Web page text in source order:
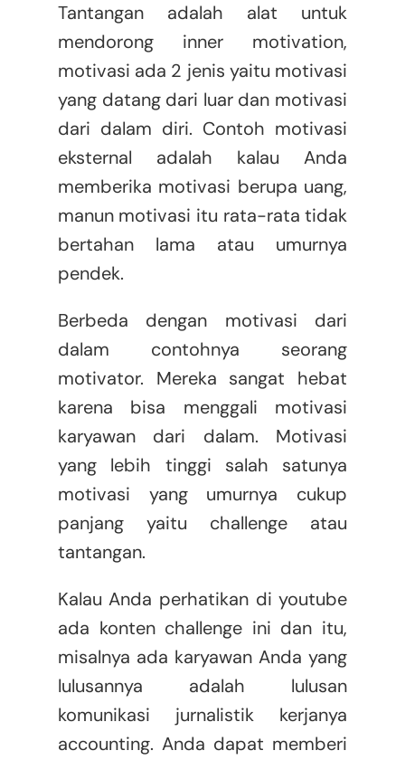
Tantangan adalah alat untuk
mendorong inner motivation,
motivasi ada 2 jenis yaitu motivasi
yang datang dari luar dan motivasi
dari dalam diri. Contoh motivasi
eksternal adalah kalau Anda
memberika motivasi berupa uang,
manun motivasi itu rata-rata tidak
bertahan lama atau umurnya
pendek.
Berbeda dengan motivasi dari
dalam contohnya seorang
motivator. Mereka sangat hebat
karena bisa menggali motivasi
karyawan dari dalam. Motivasi
yang lebih tinggi salah satunya
motivasi yang umurnya cukup
panjang yaitu challenge atau
tantangan.
Kalau Anda perhatikan di youtube
ada konten challenge ini dan itu,
misalnya ada karyawan Anda yang
lulusannya adalah lulusan
komunikasi jurnalistik kerjanya
accounting. Anda dapat memberi